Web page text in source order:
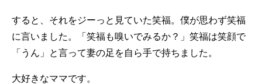
すると、それをジーっと見ていた笑福。僕が思わず笑福
に言いました。「笑福も嗅いでみるか？」笑福は笑顔で
「うん」と言って妻の足を自ら手で持ちました。
大好きなママです。